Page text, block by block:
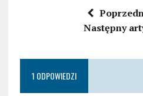
Następny
1 ODPOWIEDZI